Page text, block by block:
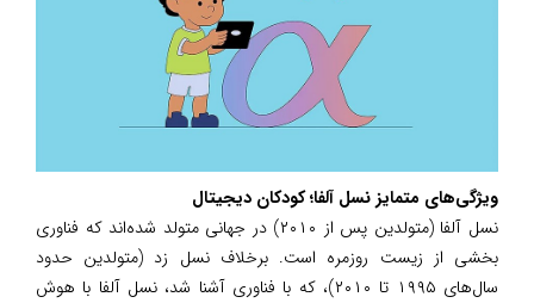
ویژگی‌های متمایز نسل آلفا؛ کودکان دیجیتال
نسل آلفا (متولدین پس از ۲۰۱۰) در جهانی متولد شده‌اند که فناوری
بخشی از زیست روزمره است. برخلاف نسل زد (متولدین حدود
سال‌های ۱۹۹۵ تا ۲۰۱۰)، که با فناوری آشنا شد، نسل آلفا با هوش